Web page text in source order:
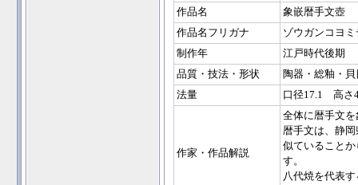
作品名
象嵌暦手文壺
作品名フリガナ
ゾウガンコヨ
制作年
江戸時代後期
品質・技法・形状
陶器・総釉・
法量
口径17.1 高
作家・作品解説
全体に暦手文
暦手文は、静
似ていること
す。
八代焼を代表